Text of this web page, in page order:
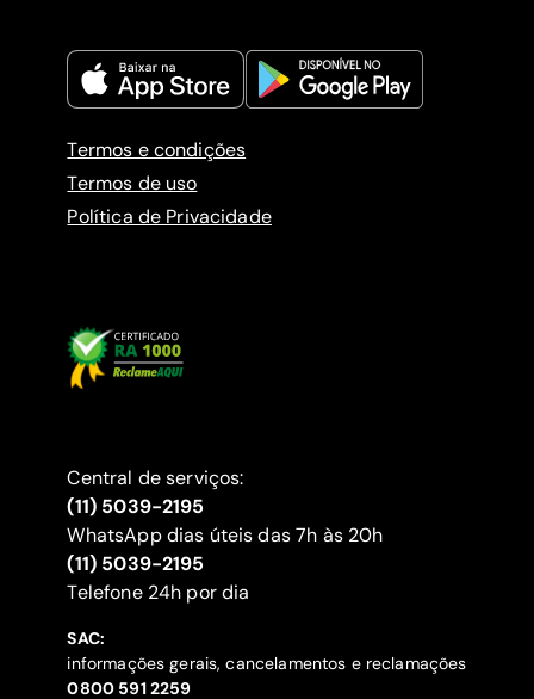
Termos e condições
Termos de uso
Política de Privacidade
Central de serviços:
(11) 5039-2195
WhatsApp dias úteis das 7h às 20h
(11) 5039-2195
‍Telefone 24h por dia
SAC:
informações gerais, cancelamentos e reclamações
‍0800 591 2259